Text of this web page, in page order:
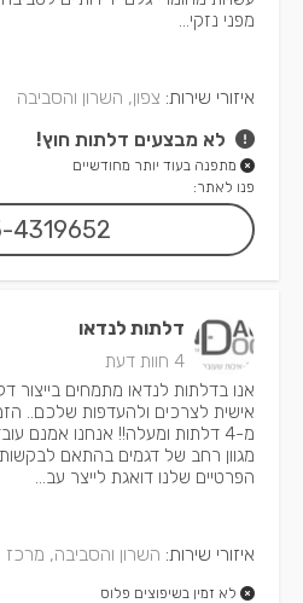
מפני נזקי...
איזורי שירות: צפון, השרון והסביבה
לא מבצעים דלתות חוץ!
מתפנה בעוד יותר מחודשיים
פנו לאתר:
4319652
דלתות לנדאו
4 חוות דעת
אנו בדלתות לנדאו מתמחים בייצור
אישית לצרכים ולהעדפות שלכם..
מ-4 דלתות ומעלה!! אנחנו אמנם
מגוון רחב של דגמים בהתאם
הפרטיים שלנו דואגת לייצר עב...
איזורי שירות: השרון והסביבה, מרכז
לא זמין בשיפוצים פלוס